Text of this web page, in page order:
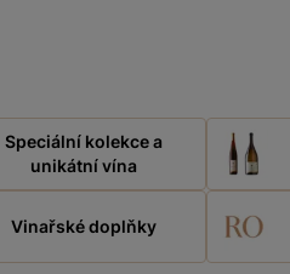
Speciální kolekce a
unikátní vína
Vinařské doplňky